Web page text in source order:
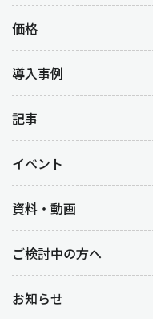
価格
導入事例
記事
イベント
資料・動画
ご検討中の方へ
お知らせ